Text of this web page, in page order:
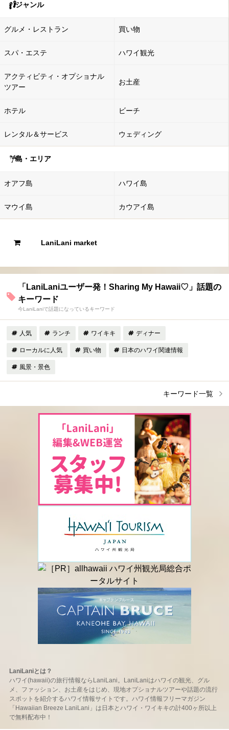
ジャンル
グルメ・レストラン 買い物
スパ・エステ ハワイ観光
アクティビティ・オプショナル
ツアー
お土産
ホテル ビーチ
レンタル＆サービス ウェディング
島・エリア
オアフ島 ハワイ島
マウイ島 カウアイ島
LaniLani market
「LaniLaniユーザー発！Sharing My Hawaii♡」話題の
キーワード
今LaniLaniで話題になっているキーワード
人気 ランチ ワイキキ ディナー
ローカルに人気 買い物 日本のハワイ関連情報
風景・景色
キーワード一覧
LaniLaniとは？
ハワイ(hawaii)の旅行情報ならLaniLani。LaniLaniはハワイの観光、グル
メ、ファッション、お土産をはじめ、現地オプショナルツアーや話題の流行
スポットを紹介するハワイ情報サイトです。ハワイ情報フリーマガジン
「Hawaiian Breeze LaniLani」は日本とハワイ・ワイキキの計400ヶ所以上
で無料配布中！